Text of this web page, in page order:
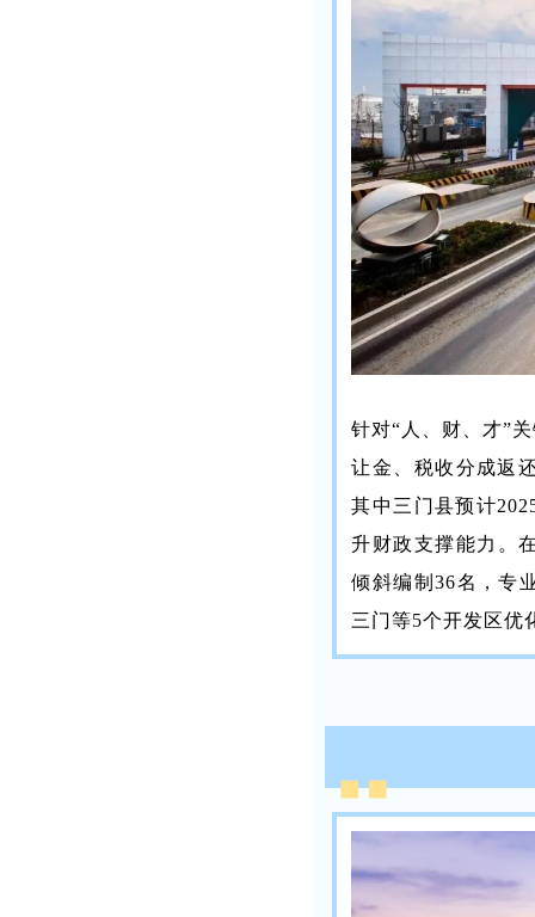
针对“人、财、才”
让金、税收分成返
其中三门县预计
升财政支撑能力。
倾斜编制36名，专
三门等5个开发区优